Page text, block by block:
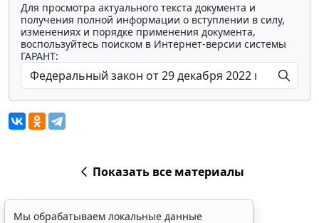
Для просмотра актуального текста документа и
получения полной информации о вступлении в силу,
изменениях и порядке применения документа,
воспользуйтесь поиском в Интернет-версии системы
ГАРАНТ:
Показать все материалы
Мы обрабатываем локальные данные